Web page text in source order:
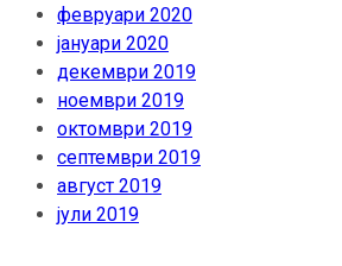
февруари 2020
јануари 2020
декември 2019
ноември 2019
октомври 2019
септември 2019
август 2019
јули 2019